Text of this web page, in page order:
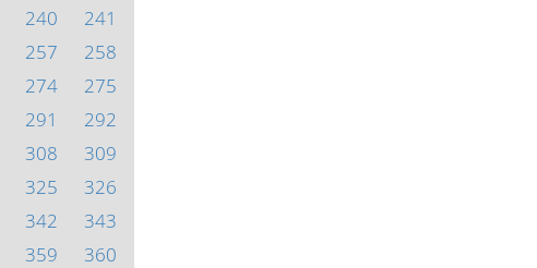
240
241
257
258
274
275
291
292
308
309
325
326
342
343
359
360